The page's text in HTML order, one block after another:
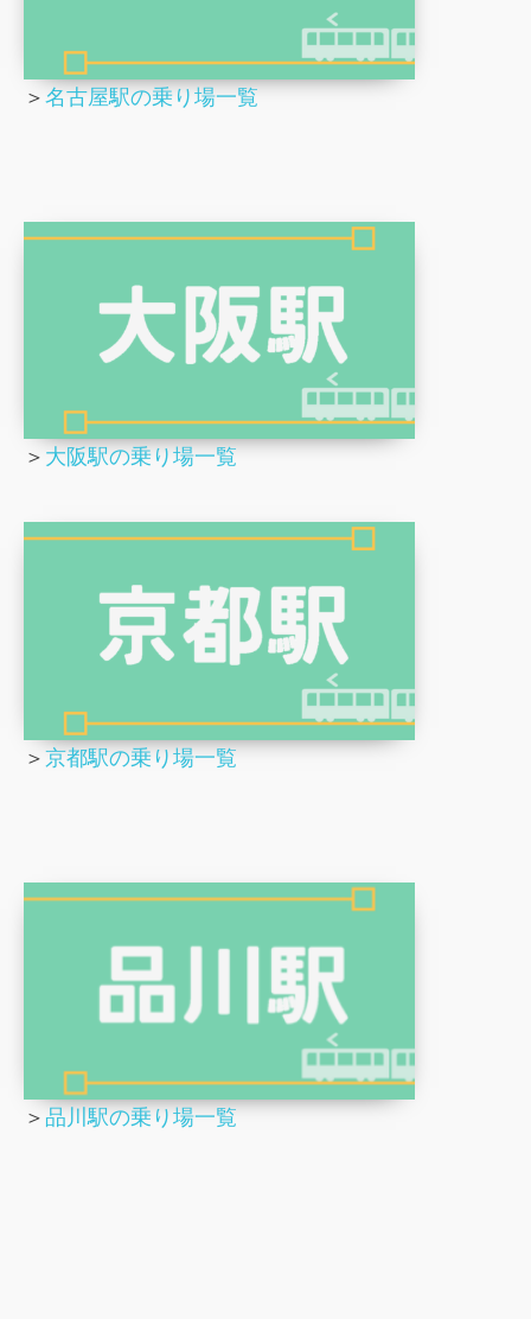
＞ 名古屋駅の乗り場一覧
＞ 大阪駅の乗り場一覧
＞ 京都駅の乗り場一覧
＞ 品川駅の乗り場一覧